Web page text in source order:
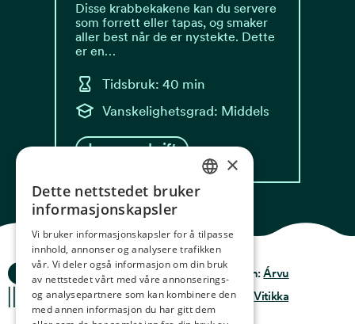
Disse krabbekakene kan du servere
som forrett eller tapas, og smaker
aller best når de er nystekte. Dette
er en…
Tidsbruk: 40 min
Vanskelighetsgrad: Middels
Les oppskrift
Ocean Stories
Privacy & Policy
Terms & conditions
Design:Árvu
Kode:Vitikka
NORWEGIAN
GERMAN
FRENCH
SPANISH
×
Dette nettstedet bruker
informasjonskapsler
Vi bruker informasjonskapsler for å tilpasse
innhold, annonser og analysere trafikken
vår. Vi deler også informasjon om din bruk
av nettstedet vårt med våre annonserings-
og analysepartnere som kan kombinere den
med annen informasjon du har gitt dem